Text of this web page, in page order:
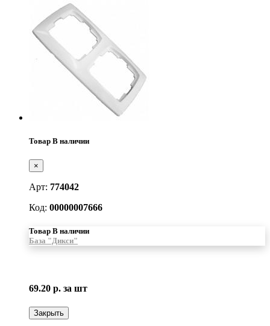
Товар В наличии
×
Арт: 774042
Код: 00000007666
Товар В наличии
База "Дикси"
69.20 р. за шт
Закрыть